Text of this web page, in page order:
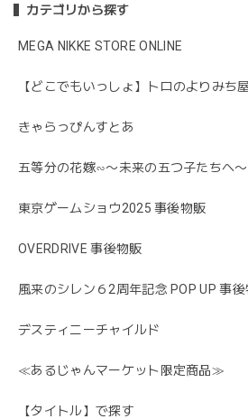
カテゴリから探す
MEGA NIKKE STORE ONLINE
【どこでもいっしょ】トロのよりみち
きゃらっぴんすとあ
五等分の花嫁∽〜未来の五つ子たちへ
東京ゲームショウ2025 事後物販
OVERDRIVE 事後物販
風来のシレン６2周年記念 POP UP 事後
デスティニーチャイルド
≪あるじゃんマーケット限定商品≫
【タイトル】で探す